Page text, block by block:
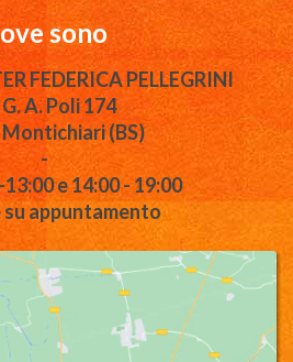
sono
FEDERICA PELLEGRINI
A. Poli 174
(BS)
-
e 14:00 - 19:00
su appuntamento